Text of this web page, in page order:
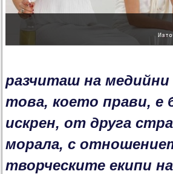
разчиташ на
това, което прави, е
искрен, от друга
морала, с
творческите екипи